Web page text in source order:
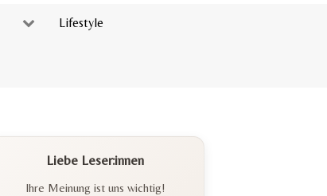
Lifestyle
Liebe Leser:innen
Ihre Meinung ist uns wichtig!